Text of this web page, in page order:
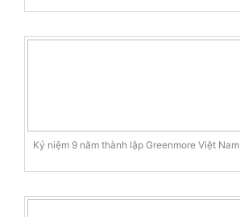
Kỷ niệm 9 năm thành lập Greenmore Việt Nam